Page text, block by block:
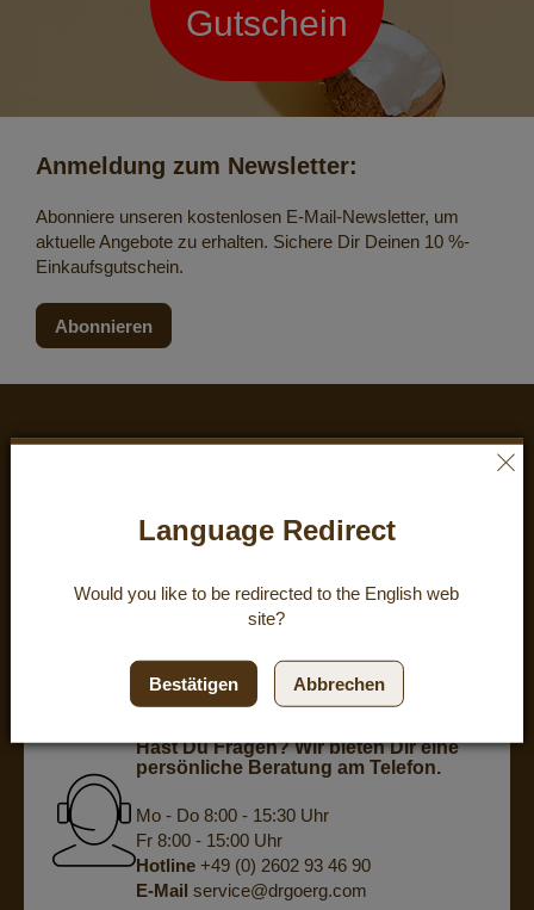
Gutschein
Anmeldung zum Newsletter:
Abonniere unseren kostenlosen E-Mail-Newsletter, um
aktuelle Angebote zu erhalten. Sichere Dir Deinen 10 %-
Einkaufsgutschein.
Abonnieren
eKomi KUNDENREZENSIONEN
powered by
Hast Du Fragen? Wir bieten Dir eine
persönliche Beratung am Telefon.
Mo - Do 8:00 - 15:30 Uhr
Fr 8:00 - 15:00 Uhr
Hotline+49 (0) 2602 93 46 90
E-Mail service@drgoerg.com
Language Redirect
Would you like to be redirected to the English web
site?
Bestätigen Abbrechen